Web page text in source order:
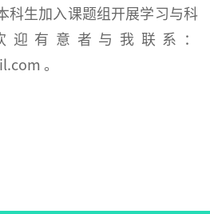
科生加入课题组开展学习与科
迎有意者与我联系：
。